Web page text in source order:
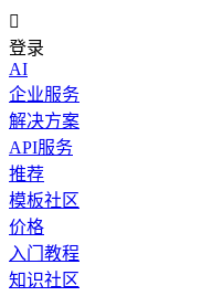

登录
AI
企业服务
解决方案
API服务
推荐
模板社区
价格
入门教程
知识社区